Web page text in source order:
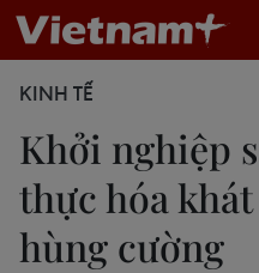
KINH TẾ
Khởi nghiệp
thực hóa
hùng cường